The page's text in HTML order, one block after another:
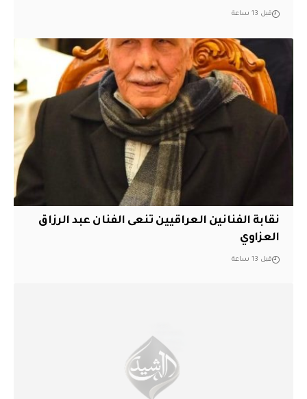
قبل 13 ساعة
نقابة الفنانين العراقيين تنعى الفنان عبد الرزاق
العزاوي
قبل 13 ساعة